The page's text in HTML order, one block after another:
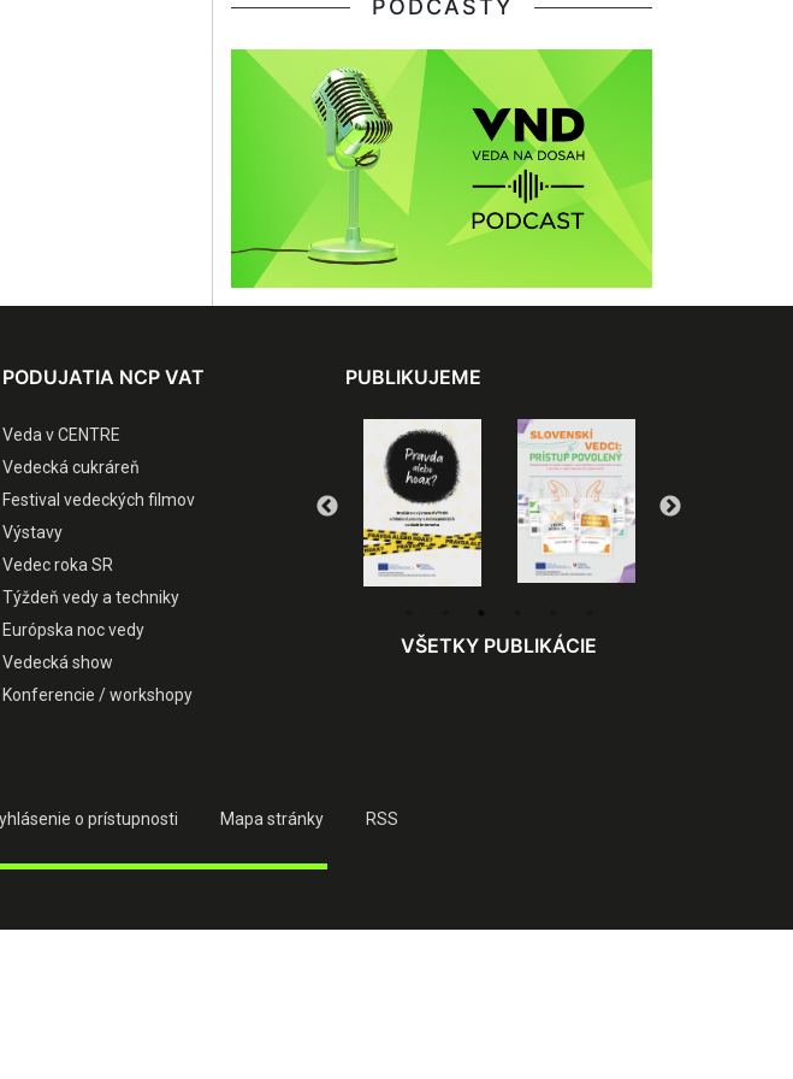
PODCASTY
PODUJATIA NCP VAT
Veda v CENTRE
Vedecká cukráreň
Festival vedeckých filmov
Výstavy
Vedec roka SR
Týždeň vedy a techniky
Európska noc vedy
Vedecká show
Konferencie / workshopy
PUBLIKUJEME
VŠETKY PUBLIKÁCIE
o prístupnosti Mapa stránky RSS